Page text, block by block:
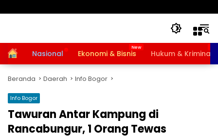
HomeNasional Ekonomi & Bisnis Hukum & Kriminal
Beranda Daerah Info Bogor
Info Bogor
Tawuran Antar Kampung di
Rancabungur, 1 Orang Tewas